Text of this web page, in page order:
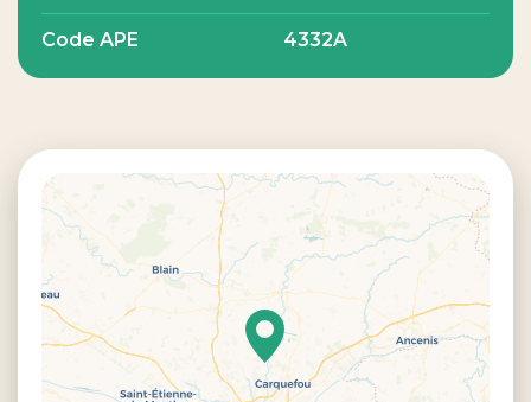
Code APE 4332A